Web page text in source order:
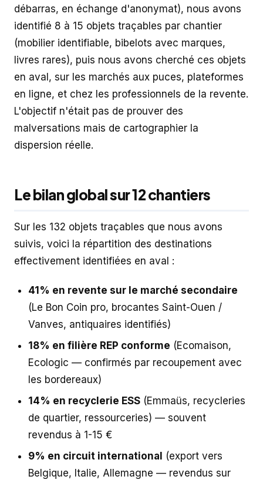
débarras, en échange d'anonymat), nous avons
identifié 8 à 15 objets traçables par chantier
(mobilier identifiable, bibelots avec marques,
livres rares), puis nous avons cherché ces objets
en aval, sur les marchés aux puces, plateformes
en ligne, et chez les professionnels de la revente.
L'objectif n'était pas de prouver des
malversations mais de cartographier la
dispersion réelle.
Le bilan global sur 12 chantiers
Sur les 132 objets traçables que nous avons
suivis, voici la répartition des destinations
effectivement identifiées en aval :
41% en revente sur le marché secondaire
(Le Bon Coin pro, brocantes Saint-Ouen /
Vanves, antiquaires identifiés)
18% en filière REP conforme (Ecomaison,
Ecologic — confirmés par recoupement avec
les bordereaux)
14% en recyclerie ESS (Emmaüs, recycleries
de quartier, ressourceries) — souvent
revendus à 1-15 €
9% en circuit international (export vers
Belgique, Italie, Allemagne — revendus sur